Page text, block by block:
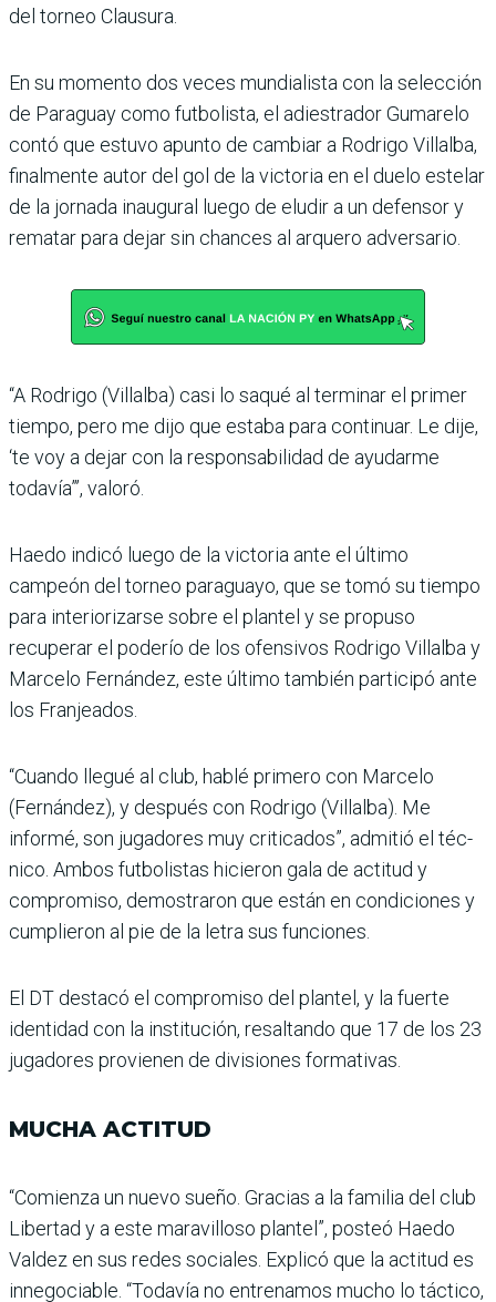
del tor­neo Clausura.
En su momento dos veces mundialista con la selección
de Paraguay como futbolista, el adiestrador Gumarelo
contó que estuvo apunto de cambiar a Rodrigo Villalba,
finalmente autor del gol de la victoria en el duelo estelar
de la jornada inaugural luego de eludir a un defensor y
rema­tar para dejar sin chances al arquero adversario.
“A Rodrigo (Villalba) casi lo saqué al terminar el pri­mer
tiempo, pero me dijo que estaba para continuar. Le dije,
‘te voy a dejar con la responsabilidad de ayu­darme
todavía”’, valoró.
Haedo indicó luego de la vic­toria ante el último
campeón del torneo paraguayo, que se tomó su tiempo
para interiorizarse sobre el plan­tel y se propuso
recuperar el poderío de los ofensivos Rodrigo Villalba y
Marcelo Fernández, este último tam­bién participó ante
los Fran­jeados.
“Cuando llegué al club, hablé primero con Mar­celo
(Fernández), y después con Rodrigo (Villalba). Me
informé, son jugadores muy criticados”, admitió el téc­
nico. Ambos futbolistas hicieron gala de actitud y
compromiso, demostraron que están en condiciones y
cumplieron al pie de la letra sus funciones.
El DT destacó el compromiso del plantel, y la fuerte
identi­dad con la institución, resal­tando que 17 de los 23
jugado­res provienen de divisiones formativas.
MUCHA ACTITUD
“Comienza un nuevo sueño. Gracias a la familia del club
Libertad y a este maravilloso plantel”, posteó Haedo
Val­dez en sus redes sociales. Explicó que la actitud es
innegociable. “Todavía no entrenamos mucho lo tác­tico,